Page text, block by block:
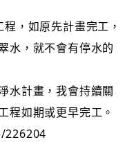
，如原先計畫完工，
水，就不會有停水的
水計畫，我會持續關
程如期或更早完工。